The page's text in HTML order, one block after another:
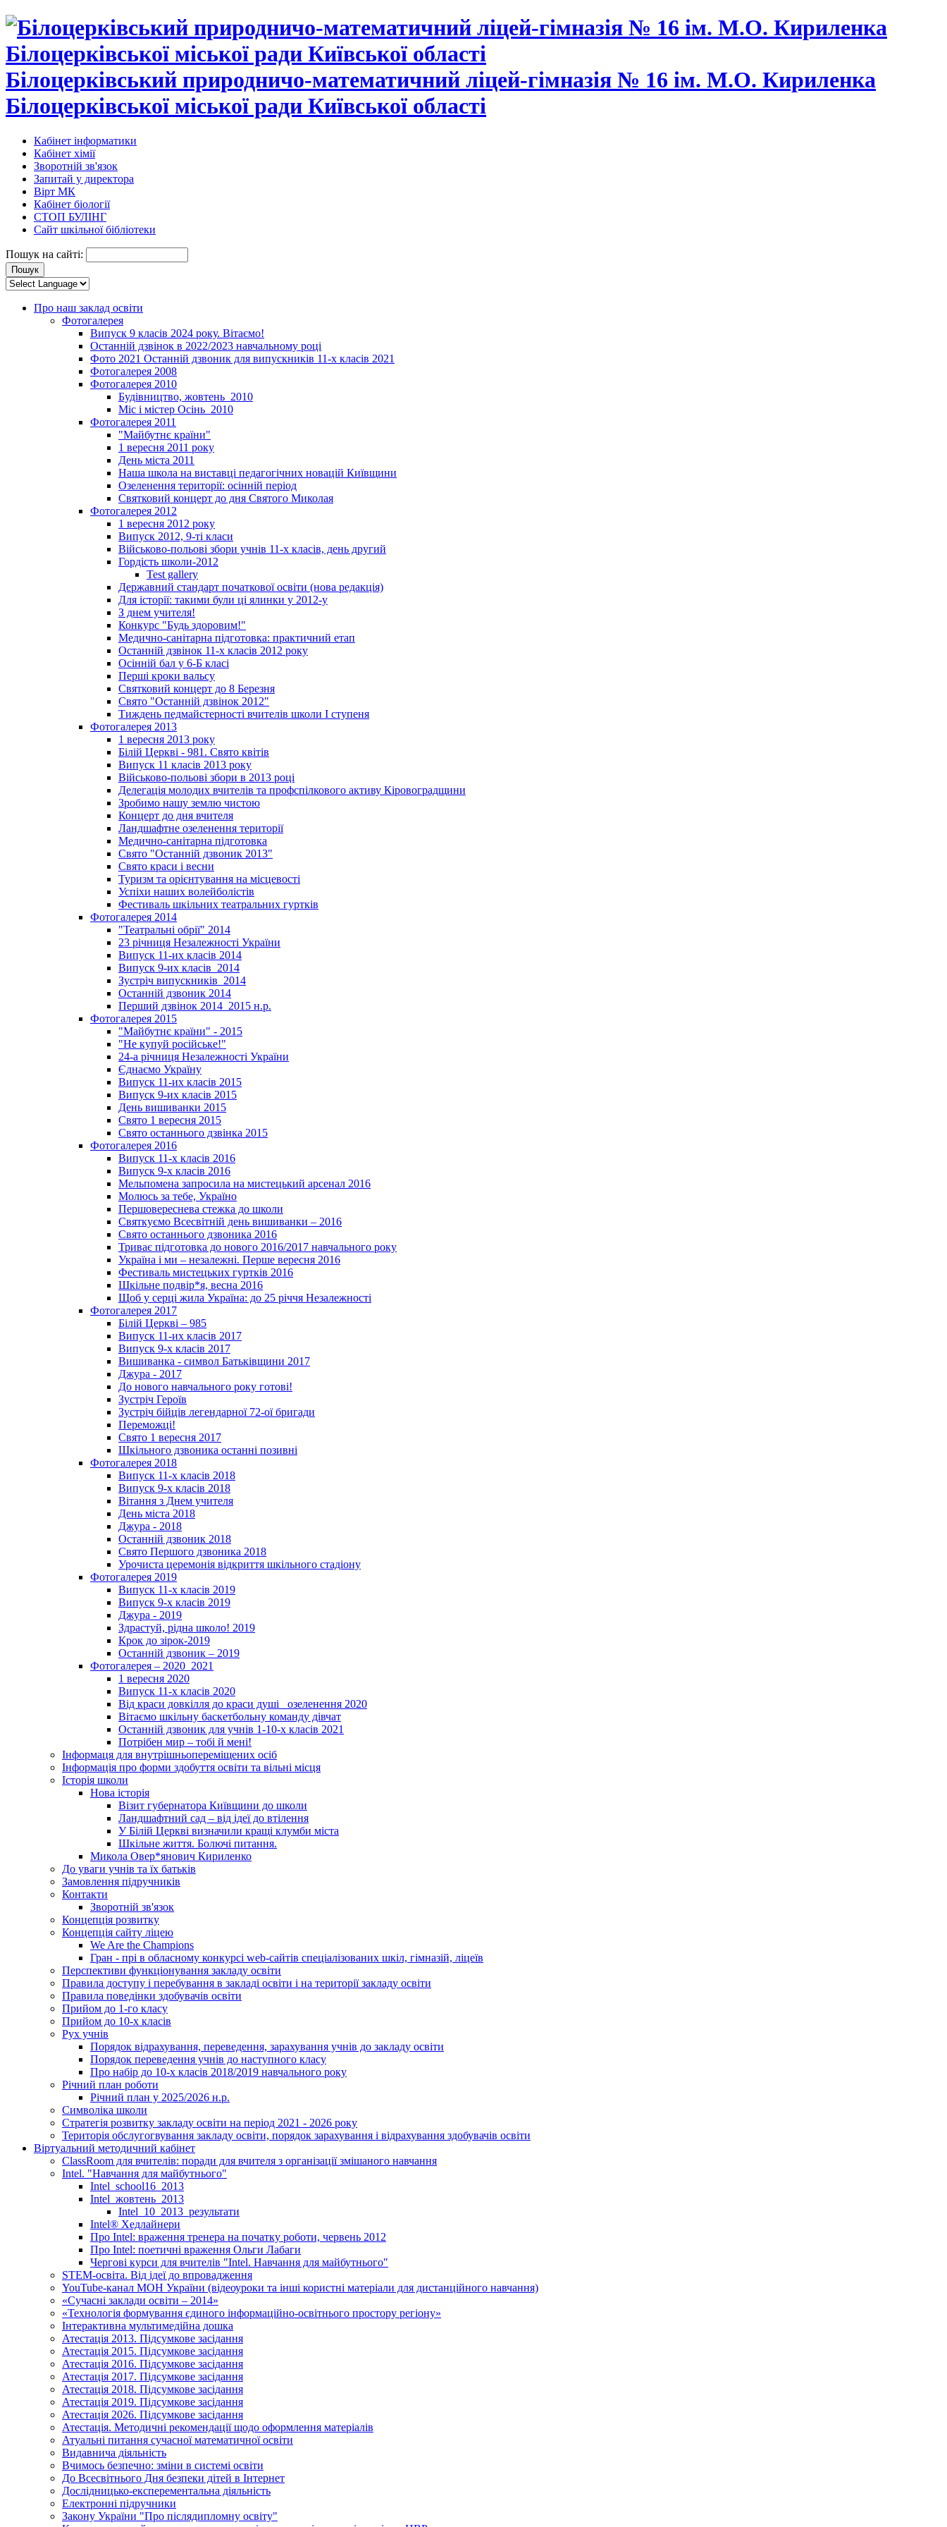
Білоцерківський природничо-математичний ліцей-гімназія № 16 ім. М.О. Кириленка
Білоцерківської міської ради Київської області
Кабінет інформатики
Кабінет хімії
Зворотній зв'язок
Запитай у директора
Вірт МК
Кабінет біології
СТОП БУЛІНГ
Сайт шкільної бібліотеки
Пошук на сайті:
Про наш заклад освіти
Фотогалерея
Випуск 9 класів 2024 року. Вітаємо!
Останній дзвінок в 2022/2023 навчальному році
Фото 2021 Останній дзвоник для випускників 11-х класів 2021
Фотогалерея 2008
Фотогалерея 2010
Будівництво, жовтень_2010
Міс і містер Осінь_2010
Фотогалерея 2011
"Майбутнє країни"
1 вересня 2011 року
День міста 2011
Наша школа на виставці педагогічних новацій Київщини
Озеленення території: осінній період
Святковий концерт до дня Святого Миколая
Фотогалерея 2012
1 вересня 2012 року
Випуск 2012, 9-ті класи
Військово-польові збори учнів 11-х класів, день другий
Гордість школи-2012
Test gallery
Державний стандарт початкової освіти (нова редакція)
Для історії: такими були ці ялинки у 2012-у
З днем учителя!
Конкурс "Будь здоровим!"
Медично-санітарна підготовка: практичний етап
Останній дзвінок 11-х класів 2012 року
Осінній бал у 6-Б класі
Перші кроки вальсу
Святковий концерт до 8 Березня
Свято "Останній дзвінок 2012"
Тиждень педмайстерності вчителів школи І ступеня
Фотогалерея 2013
1 вересня 2013 року
Білій Церкві - 981. Свято квітів
Випуск 11 класів 2013 року
Військово-польові збори в 2013 році
Делегація молодих вчителів та профспілкового активу Кіровоградщини
Зробимо нашу землю чистою
Концерт до дня вчителя
Ландшафтне озеленення території
Медично-санітарна підготовка
Свято "Останній дзвоник 2013"
Свято краси і весни
Туризм та орієнтування на місцевості
Успіхи наших волейболістів
Фестиваль шкільних театральних гуртків
Фотогалерея 2014
"Театральні обрії" 2014
23 річниця Незалежності України
Випуск 11-их класів 2014
Випуск 9-их класів_2014
Зустріч випускників_2014
Останній дзвоник 2014
Перший дзвінок 2014_2015 н.р.
Фотогалерея 2015
"Майбутнє країни" - 2015
"Не купуй російське!"
24-а річниця Незалежності України
Єднаємо Україну
Випуск 11-их класів 2015
Випуск 9-их класів 2015
День вишиванки 2015
Свято 1 вересня 2015
Свято останнього дзвінка 2015
Фотогалерея 2016
Випуск 11-х класів 2016
Випуск 9-х класів 2016
Мельпомена запросила на мистецький арсенал 2016
Молюсь за тебе, Україно
Першовереснева стежка до школи
Святкуємо Всесвітній день вишиванки – 2016
Свято останнього дзвоника 2016
Триває підготовка до нового 2016/2017 навчального року
Україна і ми – незалежні. Перше вересня 2016
Фестиваль мистецьких гуртків 2016
Шкільне подвір*я, весна 2016
Щоб у серці жила Україна: до 25­ річчя Незалежності
Фотогалерея 2017
Білій Церкві – 985
Випуск 11-их класів 2017
Випуск 9-х класів 2017
Вишиванка - символ Батьківщини 2017
Джура - 2017
До нового навчального року готові!
Зустріч Героїв
Зустріч бійців легендарної 72-ої бригади
Переможці!
Свято 1 вересня 2017
Шкільного дзвоника останні позивні
Фотогалерея 2018
Випуск 11-х класів 2018
Випуск 9-х класів 2018
Вітання з Днем учителя
День міста 2018
Джура - 2018
Останній дзвоник 2018
Свято Першого дзвоника 2018
Урочиста церемонія відкриття шкільного стадіону
Фотогалерея 2019
Випуск 11-х класів 2019
Випуск 9-х класів 2019
Джура - 2019
Здрастуй, рідна школо! 2019
Крок до зірок-2019
Останній дзвоник – 2019
Фотогалерея – 2020_2021
1 вересня 2020
Випуск 11-х класів 2020
Від краси довкілля до краси душі _озеленення 2020
Вітаємо шкільну баскетбольну команду дівчат
Останній дзвоник для учнів 1-10-х класів 2021
Потрібен мир – тобі й мені!
Інформаця для внутрішньопереміщених осіб
Інформація про форми здобуття освіти та вільні місця
Історія школи
Нова історія
Візит губернатора Київщини до школи
Ландшафтний сад – від ідеї до втілення
У Білій Церкві визначили кращі клумби міста
Шкільне життя. Болючі питання.
Микола Овер*янович Кириленко
До уваги учнів та їх батьків
Замовлення підручників
Контакти
Зворотній зв'язок
Концепція розвитку
Концепція сайту ліцею
We Are the Champions
Гран - прі в обласному конкурсі web-сайтів спеціалізованих шкіл, гімназій, ліцеїв
Перспективи функціонування закладу освіти
Правила доступу і перебування в закладі освіти і на території закладу освіти
Правила поведінки здобувачів освіти
Прийом до 1-го класу
Прийом до 10-х класів
Рух учнів
Порядок відрахування, переведення, зарахування учнів до закладу освіти
Порядок переведення учнів до наступного класу
Про набір до 10-х класів 2018/2019 навчального року
Річний план роботи
Річний план у 2025/2026 н.р.
Символіка школи
Стратегія розвитку закладу освіти на період 2021 - 2026 року
Територія обслугогвування закладу освіти, порядок зарахування і відрахування здобувачів освіти
Віртуальний методичний кабінет
ClassRoom для вчителів: поради для вчителя з організації змішаного навчання
Intel. "Навчання для майбутнього"
Intel_school16_2013
Intel_жовтень_2013
Intel_10_2013_результати
Іntel® Хедлайнери
Про Intel: враження тренера на початку роботи, червень 2012
Про Intel: поетичні враження Ольги Лабаги
Чергові курси для вчителів "Intel. Навчання для майбутнього"
STEM-освіта. Від ідеї до впровадження
YouTube-канал МОН України (відеоуроки та інші користні матеріали для дистанційного навчання)
«Сучасні заклади освіти – 2014»
«Технологія формування єдиного інформаційно-освітнього простору регіону»
Інтерактивна мультимедійна дошка
Атестація 2013. Підсумкове засідання
Атестація 2015. Підсумкове засідання
Атестація 2016. Підсумкове засідання
Атестація 2017. Підсумкове засідання
Атестація 2018. Підсумкове засідання
Атестація 2019. Підсумкове засідання
Атестація 2026. Підсумкове засідання
Атестація. Методичні рекомендації щодо оформлення матеріалів
Атуальні питання сучасної математичної освіти
Видавнича діяльність
Вчимось безпечно: зміни в системі освіти
До Всесвітнього Дня безпеки дітей в Інтернет
Дослідницько-експерементальна діяльність
Електронні підручники
Закону України "Про післядипломну освіту"